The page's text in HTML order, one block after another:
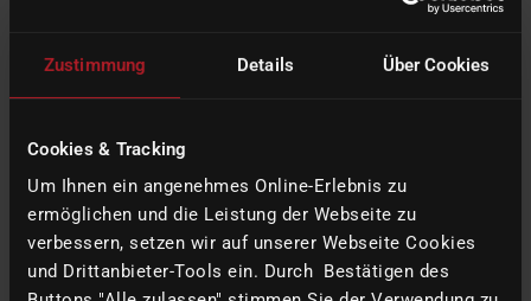
Zustimmung Details Über Cookies
Cookies & Tracking
Um Ihnen ein angenehmes Online-Erlebnis zu
ermöglichen und die Leistung der Webseite zu
verbessern, setzen wir auf unserer Webseite Cookies
und Drittanbieter-Tools ein. Durch Bestätigen des
させています。imes-icoreは、この専門知識を日々の安定した生
す、強力な事例となっています。